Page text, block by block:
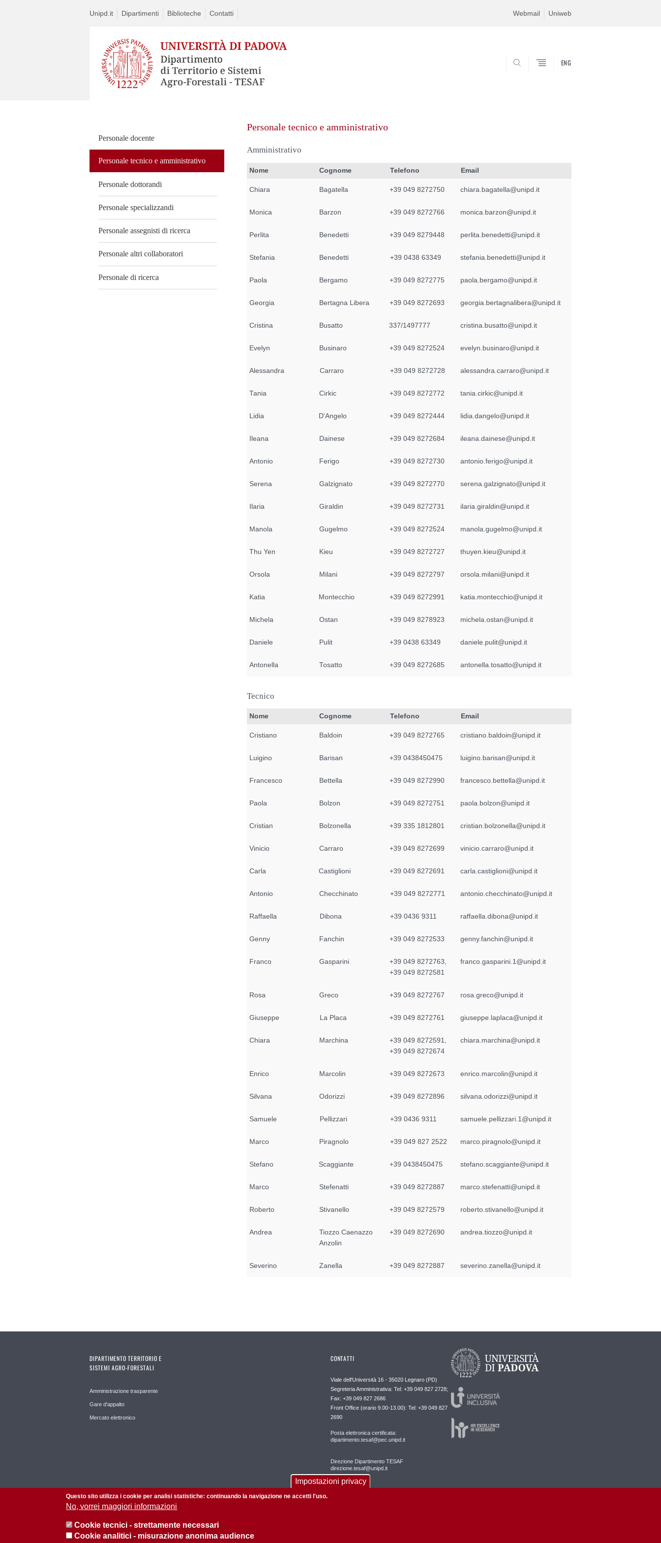
Unipd.it Dipartimenti Biblioteche Contatti Webmail Uniweb
ENG
Personale docente
Personale tecnico e amministrativo
Personale dottorandi
Personale specializzandi
Personale assegnisti di ricerca
Personale altri collaboratori
Personale di ricerca
Personale tecnico e amministrativo
Amministrativo
Nome Cognome Telefono Email
Chiara Bagatella +39 049 8272750 chiara.bagatella@unipd.it
Monica Barzon +39 049 8272766 monica.barzon@unipd.it
Perlita Benedetti +39 049 8279448 perlita.benedetti@unipd.it
Stefania Benedetti +39 0438 63349 stefania.benedetti@unipd.it
Paola Bergamo +39 049 8272775 paola.bergamo@unipd.it
Georgia Bertagna Libera +39 049 8272693 georgia.bertagnalibera@unipd.it
Cristina Busatto 337/1497777 cristina.busatto@unipd.it
Evelyn Businaro +39 049 8272524 evelyn.businaro@unipd.it
Alessandra Carraro +39 049 8272728 alessandra.carraro@unipd.it
Tania Cirkic +39 049 8272772 tania.cirkic@unipd.it
Lidia D'Angelo +39 049 8272444 lidia.dangelo@unipd.it
Ileana Dainese +39 049 8272684 ileana.dainese@unipd.it
Antonio Ferigo +39 049 8272730 antonio.ferigo@unipd.it
Serena Galzignato +39 049 8272770 serena.galzignato@unipd.it
Ilaria Giraldin +39 049 8272731 ilaria.giraldin@unipd.it
Manola Gugelmo +39 049 8272524 manola.gugelmo@unipd.it
Thu Yen Kieu +39 049 8272727 thuyen.kieu@unipd.it
Orsola Milani +39 049 8272797 orsola.milani@unipd.it
Katia Montecchio +39 049 8272991 katia.montecchio@unipd.it
Michela Ostan +39 049 8278923 michela.ostan@unipd.it
Daniele Pulit +39 0438 63349 daniele.pulit@unipd.it
Antonella Tosatto +39 049 8272685 antonella.tosatto@unipd.it
Tecnico
Nome Cognome Telefono Email
Cristiano Baldoin +39 049 8272765 cristiano.baldoin@unipd.it
Luigino Barisan +39 0438450475 luigino.barisan@unipd.it
Francesco Bettella +39 049 8272990 francesco.bettella@unipd.it
Paola Bolzon +39 049 8272751 paola.bolzon@unipd.it
Cristian Bolzonella +39 335 1812801 cristian.bolzonella@unipd.it
Vinicio Carraro +39 049 8272699 vinicio.carraro@unipd.it
Carla Castiglioni +39 049 8272691 carla.castiglioni@unipd.it
Antonio Checchinato +39 049 8272771 antonio.checchinato@unipd.it
Raffaella Dibona +39 0436 9311 raffaella.dibona@unipd.it
Genny Fanchin +39 049 8272533 genny.fanchin@unipd.it
Franco Gasparini
+39 049 8272763,
+39 049 8272581
franco.gasparini.1@unipd.it
Rosa Greco +39 049 8272767 rosa.greco@unipd.it
Giuseppe La Placa +39 049 8272761 giuseppe.laplaca@unipd.it
Chiara Marchina
+39 049 8272591,
+39 049 8272674
chiara.marchina@unipd.it
Enrico Marcolin +39 049 8272673 enrico.marcolin@unipd.it
Silvana Odorizzi +39 049 8272896 silvana.odorizzi@unipd.it
Samuele Pellizzari +39 0436 9311 samuele.pellizzari.1@unipd.it
Marco Piragnolo +39 049 827 2522 marco.piragnolo@unipd.it
Stefano Scaggiante +39 0438450475 stefano.scaggiante@unipd.it
Marco Stefenatti +39 049 8272887 marco.stefenatti@unipd.it
Roberto Stivanello +39 049 8272579 roberto.stivanello@unipd.it
Andrea
Tiozzo Caenazzo
Anzolin
+39 049 8272690 andrea.tiozzo@unipd.it
Severino Zanella +39 049 8272887 severino.zanella@unipd.it
DIPARTIMENTO TERRITORIO E
SISTEMI AGRO-FORESTALI
Amministrazione trasparente
Gare d'appalto
Mercato elettronico
CONTATTI
Viale dell'Università 16 - 35020 Legnaro (PD)
Segreteria Amministrativa: Tel: +39 049 827 2728;
Fax: +39 049 827 2686
Front Office (orario 9.00-13.00): Tel: +39 049 827
2690
Posta elettronica certificata:
dipartimento.tesaf@pec.unipd.it
Direzione Dipartimento TESAF
direzione.tesaf@unipd.it
Impostazioni privacy
Questo sito utilizza i cookie per analisi statistiche: continuando la navigazione ne accetti l'uso.
No, vorrei maggiori informazioni
Cookie tecnici - strettamente necessari
Cookie analitici - misurazione anonima audience